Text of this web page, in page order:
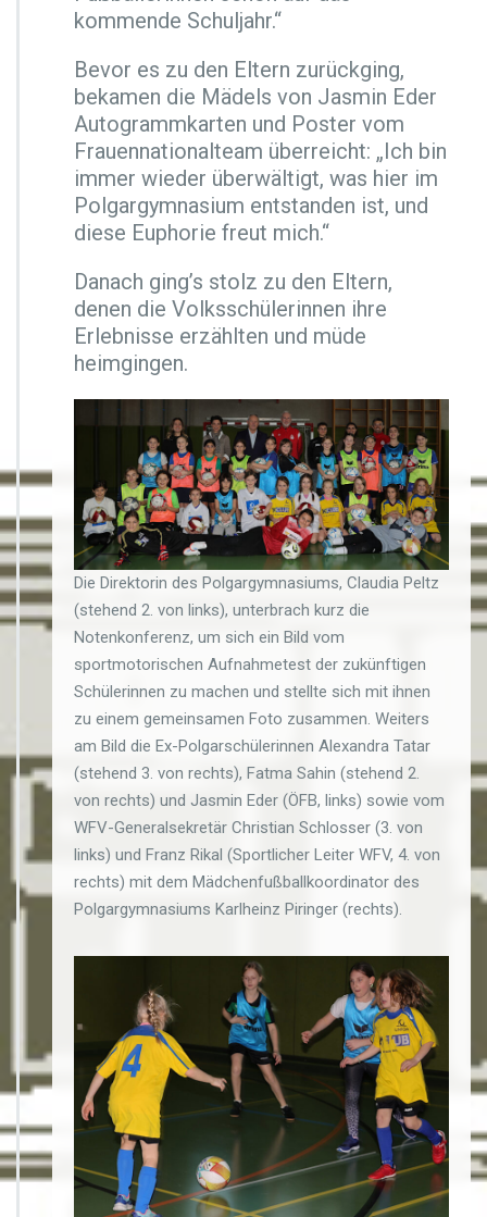
kommende Schuljahr.“
Bevor es zu den Eltern zurückging,
bekamen die Mädels von Jasmin Eder
Autogrammkarten und Poster vom
Frauennationalteam überreicht: „Ich bin
immer wieder überwältigt, was hier im
Polgargymnasium entstanden ist, und
diese Euphorie freut mich.“
Danach ging’s stolz zu den Eltern,
denen die Volksschülerinnen ihre
Erlebnisse erzählten und müde
heimgingen.
Die Direktorin des Polgargymnasiums, Claudia Peltz
(stehend 2. von links), unterbrach kurz die
Notenkonferenz, um sich ein Bild vom
sportmotorischen Aufnahmetest der zukünftigen
Schülerinnen zu machen und stellte sich mit ihnen
zu einem gemeinsamen Foto zusammen. Weiters
am Bild die Ex-Polgarschülerinnen Alexandra Tatar
(stehend 3. von rechts), Fatma Sahin (stehend 2.
von rechts) und Jasmin Eder (ÖFB, links) sowie vom
WFV-Generalsekretär Christian Schlosser (3. von
links) und Franz Rikal (Sportlicher Leiter WFV, 4. von
rechts) mit dem Mädchenfußballkoordinator des
Polgargymnasiums Karlheinz Piringer (rechts).